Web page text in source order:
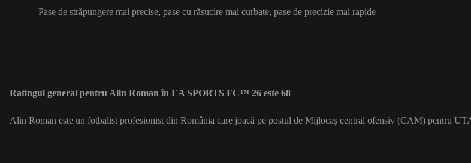
Pase de străpungere mai precise, pase cu răsucire mai curbate, pase de precizie mai rapide
Ratingul general pentru Alin Roman în EA SPORTS FC™ 26 este 68
Alin Roman este un fotbalist profesionist din România care joacă pe postul de Mijlocaș central ofensiv (CAM) pentru